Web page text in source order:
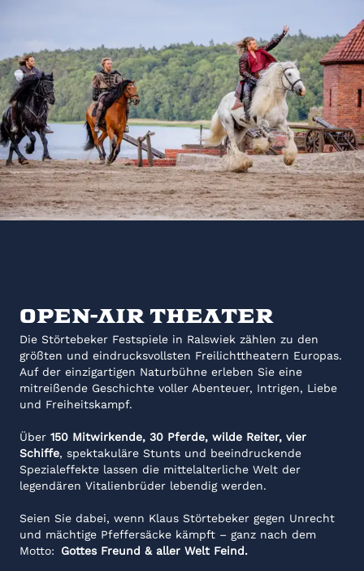
Open-Air Theater
Die Störtebeker Festspiele in Ralswiek zählen zu den
größten und eindrucksvollsten Freilichttheatern Europas.
Auf der einzigartigen Naturbühne erleben Sie eine
mitreißende Geschichte voller Abenteuer, Intrigen, Liebe
und Freiheitskampf.
Über 150 Mitwirkende, 30 Pferde, wilde Reiter, vier
Schiffe, spektakuläre Stunts und beeindruckende
Spezialeffekte lassen die mittelalterliche Welt der
legendären Vitalienbrüder lebendig werden.
Seien Sie dabei, wenn Klaus Störtebeker gegen Unrecht
und mächtige Pfeffersäcke kämpft – ganz nach dem
Motto: Gottes Freund & aller Welt Feind.